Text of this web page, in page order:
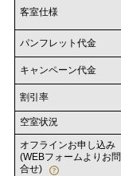
客室仕様
パンフレット代金
キャンペーン代金
割引率
空室状況
オフラインお申し込み
(WEBフォームよりお問
合せ)